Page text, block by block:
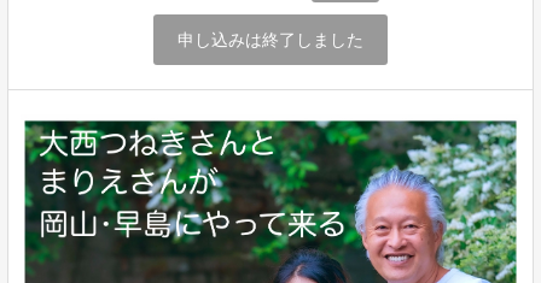
申し込みは終了しました